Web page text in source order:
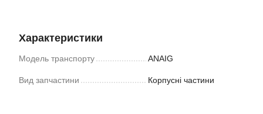
Характеристики
Модель транспорту ANAIG
Вид запчастини Корпусні частини